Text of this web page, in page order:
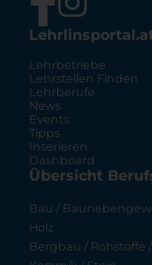
Lehrbetriebe
Lehrstellen Finden
Lehrberufe
News
Events
Tipps
Inserieren
Dashboard
Übersicht
Bau /
Holz
Bergbau / Rohstoffe /